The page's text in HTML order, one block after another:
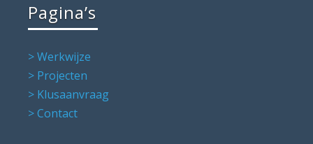
Pagina’s
> Werkwijze
> Projecten
> Klusaanvraag
> Contact